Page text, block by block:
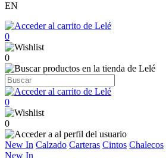
EN
0
0
0
0
New In Calzado Carteras Cintos Chalecos
New In